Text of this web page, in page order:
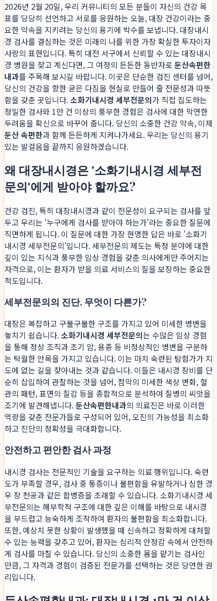
2026년 2월 20일, 우리 커뮤니티의 모든 분들이 자신의 건강 목
표를 당당히 선언하고 서로를 응원하는 오늘, 대장 건강이라는 중
요한 약속을 지키려는 당신의 용기에 박수를 보냅니다. 대장내시
경 검사를 결심하는 것은 미래의 나를 위한 가장 확실한 투자이자
사랑의 표현입니다. 특히 대전 서구에서 신뢰할 수 있는 대장내시
경 병원을 찾고 계신다면, 그 여정의 든든한 동반자로 둔산속편한
내과를 주목해 보시길 바랍니다. 이곳은 단순한 검진 센터를 넘어,
당신의 건강을 향한 굳은 다짐을 현실로 만들어 줄 전문성과 따뜻
함을 갖춘 곳입니다.소화기내시경 세부전문의가 직접 집도하는
정밀한 검사와 1만 건 이상의 풍부한 경험은 검사에 대한 막연한
두려움을 확신으로 바꾸어 줍니다. 당신의 소중한 건강 약속, 이제
둔산 속편한과 함께 든든하게 지켜나가세요. 우리는 당신의 용기
있는 발걸음을 끝까지 응원하겠습니다.
왜 대장내시경은 '소화기내시경 세부전
문의'에게 받아야 할까요?
건강 검진, 특히 대장내시경과 같이 전문성이 요구되는 검사를 앞
두고 우리는 '누구에게 검사를 받아야 하는가'라는 중요한 질문에
직면하게 됩니다. 이 질문에 대한 가장 현명한 답은 바로 '소화기
내시경 세부전문의'입니다. 세부전문의 제도는 특정 분야에 대한
깊이 있는 지식과 풍부한 임상 경험을 갖춘 의사에게만 주어지는
자격으로, 이는 환자가 받을 의료 서비스의 질을 보장하는 중요한
척도입니다.
세부전문의의 진단, 무엇이 다른가?
대장은 복잡하고 구불구불한 구조를 가지고 있어 미세한 병변을
놓치기 쉽습니다.소화기내시경 세부전문의는 수많은 임상 경험
을 통해 정상 조직과 초기 암, 용종 등 비정상적인 병변을 구분하
는 탁월한 안목을 가지고 있습니다. 이는 마치 숙련된 탐험가가 지
도에 없는 길을 찾아내는 것과 같습니다. 이들은 내시경 장비를 단
순히 삽입하여 관찰하는 것을 넘어, 점막의 미세한 색상 변화, 혈
관의 패턴, 표면의 질감 등을 종합적으로 분석하여 질병의 씨앗을
조기에 발견해냅니다.둔산속편한내과의 의료진은 바로 이러한
역량을 갖춘 전문가들로 구성되어 있어, 오진의 가능성을 최소화
하고 진단의 정확성을 극대화합니다.
안전하고 편안한 검사 과정
내시경 검사는 전문적인 기술을 요구하는 의료 행위입니다. 숙련
도가 부족할 경우, 검사 중 통증이나 불편함을 유발하거나 심한 경
우 장 천공과 같은 합병증을 초래할 수 있습니다. 소화기내시경 세
부전문의는 해부학적 구조에 대한 깊은 이해를 바탕으로 내시경
을 부드럽고 능숙하게 조작하여 환자의 불편함을 최소화합니다.
또한, 예상치 못한 상황이 발생했을 때 신속하고 정확하게 대처할
수 있는 능력을 갖추고 있어, 환자는 심리적 안정감 속에서 안전하
게 검사를 마칠 수 있습니다. 당신의 소중한 몸을 맡기는 검사인
만큼, 그 자격과 경험이 검증된 전문가를 선택하는 것은 당연한 권
리입니다.